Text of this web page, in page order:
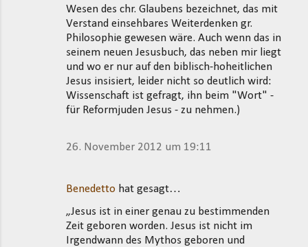
Wesen des chr. Glaubens bezeichnet, das mit
Verstand einsehbares Weiterdenken gr.
Philosophie gewesen wäre. Auch wenn das in
seinem neuen Jesusbuch, das neben mir liegt
und wo er nur auf den biblisch-hoheitlichen
Jesus insisiert, leider nicht so deutlich wird:
Wissenschaft ist gefragt, ihn beim "Wort" -
für Reformjuden Jesus - zu nehmen.)
26. November 2012 um 19:11
Benedetto hat gesagt…
„Jesus ist in einer genau zu bestimmenden
Zeit geboren worden. Jesus ist nicht im
Irgendwann des Mythos geboren und